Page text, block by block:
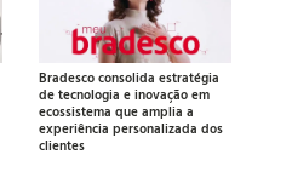
Bradesco consolida estratégia
de tecnologia e inovação em
ecossistema que amplia a
experiência personalizada dos
clientes